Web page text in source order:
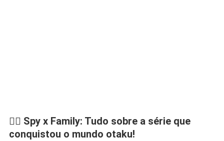
🕵️‍♂️ Spy x Family: Tudo sobre a série que
conquistou o mundo otaku!